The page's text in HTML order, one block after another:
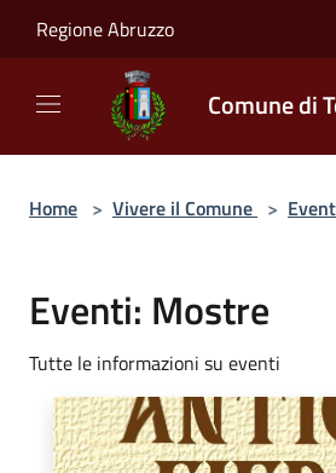
Regione Abruzzo
Comune di
Home > Vivere il Comune >
Eventi: Mostre
Tutte le informazioni su eventi